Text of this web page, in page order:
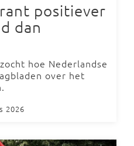
positiever
dan
hoe Nederlandse
over het
2026